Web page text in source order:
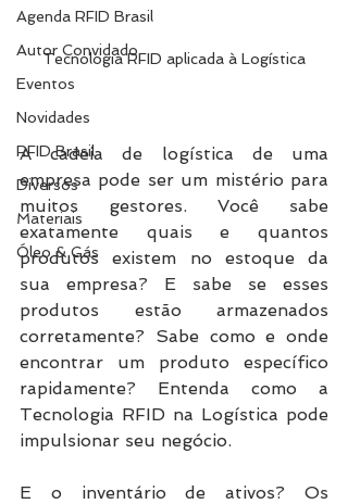
Agenda RFID Brasil
Autor Convidado
Eventos
Novidades
RFID Brasil
Diversos
Materiais
Óleo & Gás
Tecnologia RFID aplicada à Logística
A cadeia de logística de uma
empresa pode ser um mistério para
muitos gestores. Você sabe
exatamente quais e quantos
produtos existem no estoque da
sua empresa? E sabe se esses
produtos estão armazenados
corretamente? Sabe como e onde
encontrar um produto específico
rapidamente? Entenda como a
Tecnologia RFID na Logística pode
impulsionar seu negócio.
E o inventário de ativos? Os